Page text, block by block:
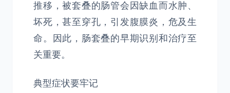
推移，被套叠的肠管会因缺血而水肿、
坏死，甚至穿孔，引发腹膜炎，危及生
命。因此，肠套叠的早期识别和治疗至
关重要。
典型症状要牢记